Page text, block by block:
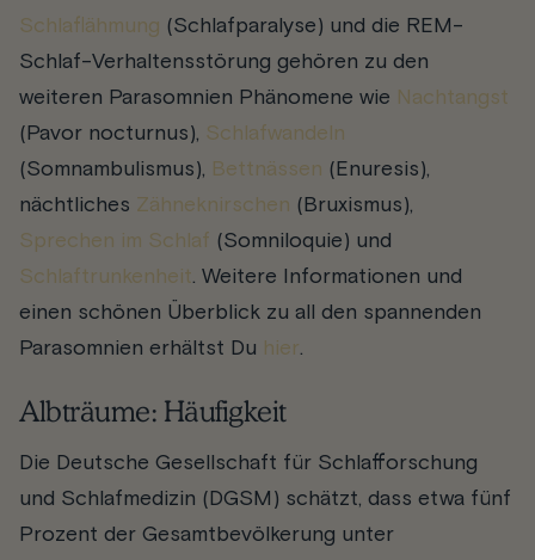
Schlaflähmung (Schlafparalyse) und die REM-
Schlaf-Verhaltensstörung gehören zu den
weiteren Parasomnien Phänomene wie Nachtangst
(Pavor nocturnus), Schlafwandeln
(Somnambulismus), Bettnässen (Enuresis),
nächtliches Zähneknirschen (Bruxismus),
Sprechen im Schlaf (Somniloquie) und
Schlaftrunkenheit. Weitere Informationen und
einen schönen Überblick zu all den spannenden
Parasomnien erhältst Du
hier.
Albträume: Häufigkeit
Die Deutsche Gesellschaft für Schlafforschung
und Schlafmedizin (DGSM) schätzt, dass etwa fünf
Prozent der Gesamtbevölkerung unter